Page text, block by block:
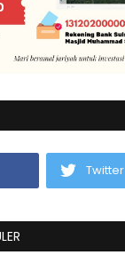
Twitter